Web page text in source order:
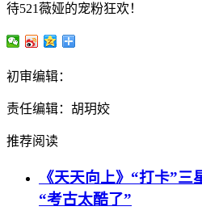
待521薇娅的宠粉狂欢！
初审编辑：
责任编辑：胡玥姣
推荐阅读
《天天向上》“打卡”
“考古太酷了”